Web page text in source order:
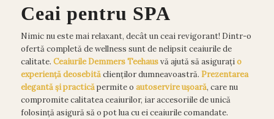
Ceai pentru SPA
Nimic nu este mai relaxant, decât un ceai revigorant! Dintr-o
ofertă completă de wellness sunt de nelipsit ceaiurile de
calitate. Ceaiurile Demmers Teehausvă ajută să asigurațio
experiență deosebităclienților dumneavoastră. Prezentarea
elegantă și practicăpermite o autoservire ușoară, care nu
compromite calitatea ceaiurilor, iar accesoriile de unică
folosință asigură să o pot lua cu ei ceaiurile comandate.